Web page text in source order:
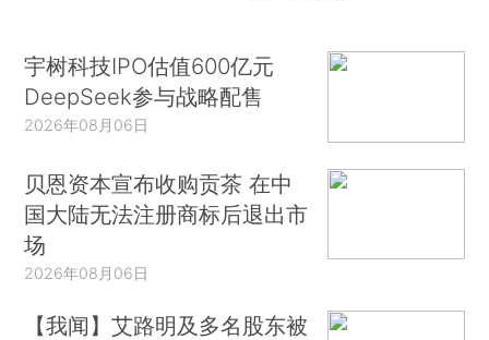
宇树科技IPO估值600亿元
DeepSeek参与战略配售
2026年08月06日
贝恩资本宣布收购贡茶 在中
国大陆无法注册商标后退出市
场
2026年08月06日
【我闻】艾路明及多名股东被